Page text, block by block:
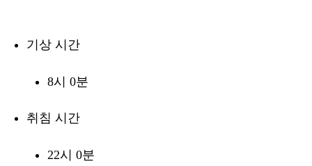
기상 시간
8시 0분
취침 시간
22시 0분